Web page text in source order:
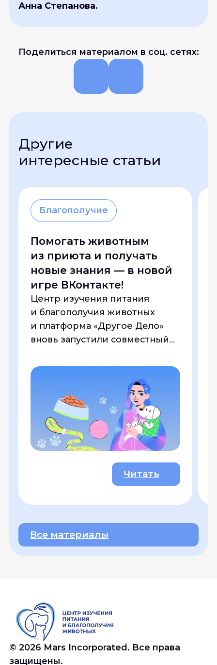
Анна Степанова.
Поделиться материалом в соц. сетях:
Другие
интересные статьи
Благополучие
Помогать животным
из приюта и получать
новые знания — в новой
игре ВКонтакте!
Центр изучения питания
и благополучия животных
и платформа «Другое Дело»
вновь запустили совместный
животным в приютах.
Читать
Все материалы
©2026 Mars Incorporated. Все права
защищены.